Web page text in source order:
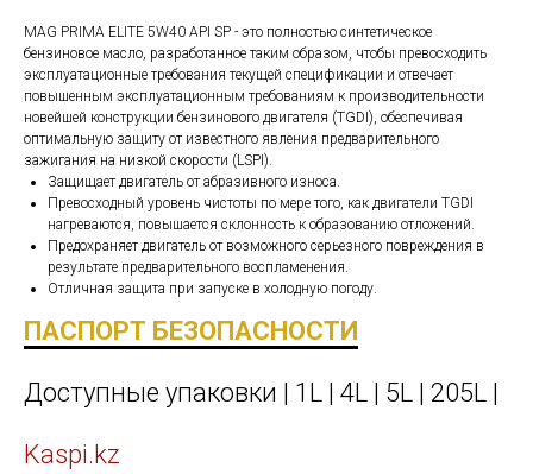
MAG PRIMA ELITE 5W40 API SP - это полностью синтетическое
бензиновое масло, разработанное таким образом, чтобы превосходить
эксплуатационные требования текущей спецификации и отвечает
повышенным эксплуатационным требованиям к производительности
новейшей конструкции бензинового двигателя (TGDI), обеспечивая
оптимальную защиту от известного явления предварительного
зажигания на низкой скорости (LSPI).
Защищает двигатель от абразивного износа.
Превосходный уровень чистоты по мере того, как двигатели TGDI
нагреваются, повышается склонность к образованию отложений.
Предохраняет двигатель от возможного серьезного повреждения в
результате предварительного воспламенения.
Отличная защита при запуске в холодную погоду.
ПАСПОРТ БЕЗОПАСНОСТИ
Доступные упаковки | 1L | 4L | 5L | 205L |
Kaspi.kz